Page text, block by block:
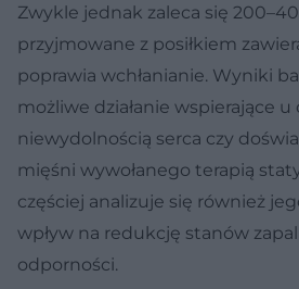
Zwykle jednak zaleca się
przyjmowane z posiłkiem
poprawia wchłanianie. Wyniki
możliwe działanie wspierające u
niewydolnością serca czy
mięśni wywołanego terapią
częściej analizuje się również
wpływ na redukcję stanów
odporności.